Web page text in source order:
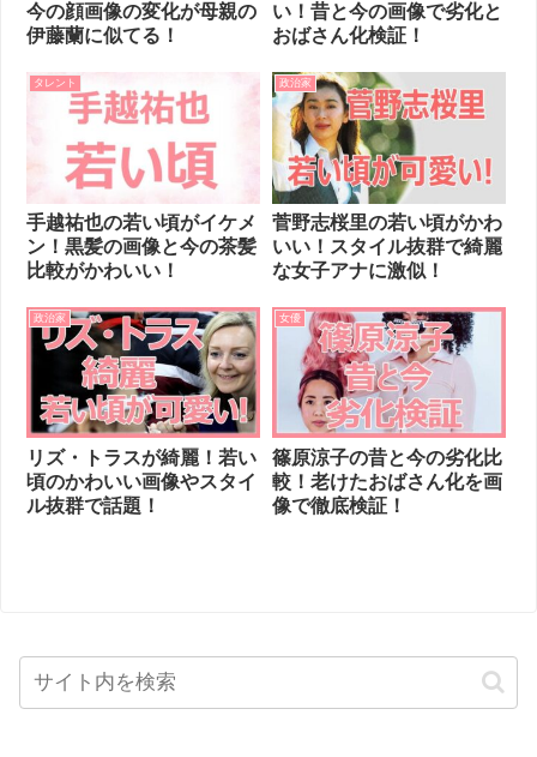
今の顔画像の変化が母親の
伊藤蘭に似てる！
い！昔と今の画像で劣化と
おばさん化検証！
タレント
手越祐也の若い頃がイケメ
ン！黒髪の画像と今の茶髪
比較がかわいい！
政治家
菅野志桜里の若い頃がかわ
いい！スタイル抜群で綺麗
な女子アナに激似！
政治家
リズ・トラスが綺麗！若い
頃のかわいい画像やスタイ
ル抜群で話題！
女優
篠原涼子の昔と今の劣化比
較！老けたおばさん化を画
像で徹底検証！